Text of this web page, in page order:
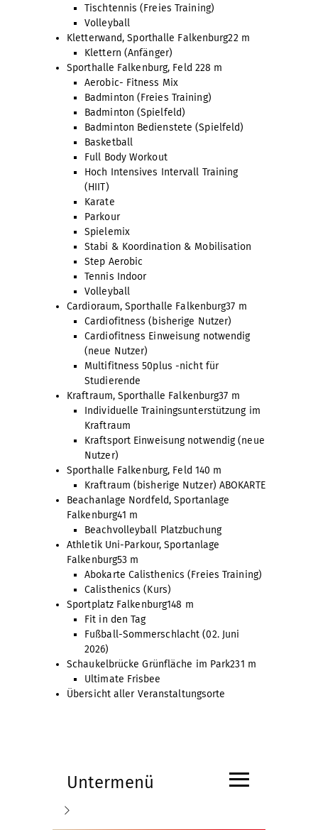
Tischtennis (Freies Training)
Volleyball
Kletterwand, Sporthalle Falkenburg22 m
Klettern (Anfänger)
Sporthalle Falkenburg, Feld 228 m
Aerobic- Fitness Mix
Badminton (Freies Training)
Badminton (Spielfeld)
Badminton Bedienstete (Spielfeld)
Basketball
Full Body Workout
Hoch Intensives Intervall Training
(HIIT)
Karate
Parkour
Spielemix
Stabi & Koordination & Mobilisation
Step Aerobic
Tennis Indoor
Volleyball
Cardioraum, Sporthalle Falkenburg37 m
Cardiofitness (bisherige Nutzer)
Cardiofitness Einweisung notwendig
(neue Nutzer)
Multifitness 50plus -nicht für
Studierende
Kraftraum, Sporthalle Falkenburg37 m
Individuelle Trainingsunterstützung im
Kraftraum
Kraftsport Einweisung notwendig (neue
Nutzer)
Sporthalle Falkenburg, Feld 140 m
Kraftraum (bisherige Nutzer) ABOKARTE
Beachanlage Nordfeld, Sportanlage
Falkenburg41 m
Beachvolleyball Platzbuchung
Athletik Uni-Parkour, Sportanlage
Falkenburg53 m
Abokarte Calisthenics (Freies Training)
Calisthenics (Kurs)
Sportplatz Falkenburg148 m
Fit in den Tag
Fußball-Sommerschlacht (02. Juni
2026)
Schaukelbrücke Grünfläche im Park231 m
Ultimate Frisbee
Übersicht aller Veranstaltungsorte
Untermenü
≡
Videos